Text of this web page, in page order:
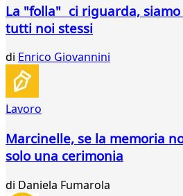
La "folla" ci riguarda,
tutti noi stessi
di Enrico Giovannini
Lavoro
Marcinelle, se la memoria
solo una cerimonia
di Daniela Fumarola